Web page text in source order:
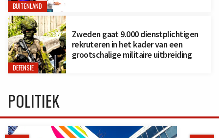
BUITENLAND
DEFENSIE
Zweden gaat 9.000 dienstplichtigen
rekruteren in het kader van een
grootschalige militaire uitbreiding
POLITIEK